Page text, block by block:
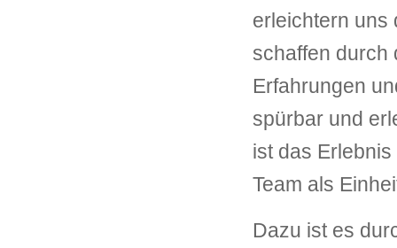
erleichtern uns
schaffen durch
Erfahrungen
spürbar und
ist das
Team als
Dazu ist es